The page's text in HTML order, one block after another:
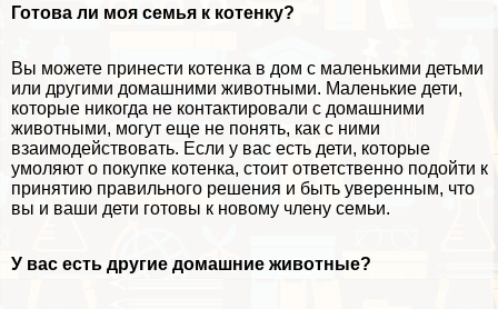
Готова ли моя семья к котенку?
Вы можете принести котенка в дом с маленькими детьми
или другими домашними животными. Маленькие дети,
которые никогда не контактировали с домашними
животными, могут еще не понять, как с ними
взаимодействовать. Если у вас есть дети, которые
умоляют о покупке котенка, стоит ответственно подойти к
принятию правильного решения и быть уверенным, что
вы и ваши дети готовы к новому члeну семьи.
У вас есть другие домашние животные?